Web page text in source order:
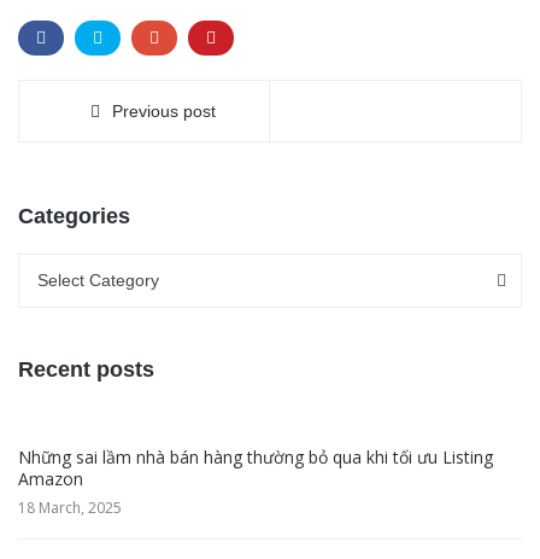
Previous post
Categories
Select Category
Recent posts
Những sai lầm nhà bán hàng thường bỏ qua khi tối ưu Listing
Amazon
18 March, 2025